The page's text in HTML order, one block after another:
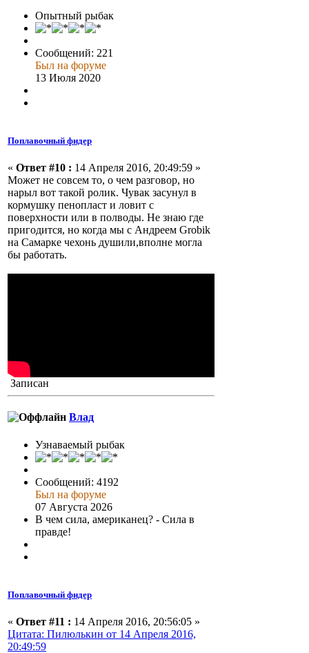
Опытный рыбак
Сообщений: 221
Был на форуме
13 Июля 2020
Поплавочный фидер
« Ответ #10 : 14 Апреля 2016, 20:49:59 »
Может не совсем то, о чем разговор, но
нарыл вот такой ролик. Чувак засунул в
кормушку пенопласт и ловит с
поверхности или в полводы. Не знаю где
пригодится, но когда мы с Андреем Grobik
на Самарке чехонь душили,вполне могла
бы работать.
Записан
Влад
Узнаваемый рыбак
Сообщений: 4192
Был на форуме
07 Августа 2026
В чем сила, американец? - Сила в
правде!
Поплавочный фидер
« Ответ #11 : 14 Апреля 2016, 20:56:05 »
Цитата: Пилюлькин от 14 Апреля 2016,
20:49:59